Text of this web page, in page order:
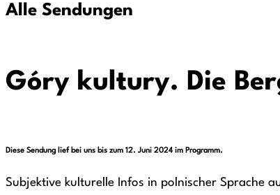
Alle Sendungen
Góry kultury. Die
Diese Sendung lief bei uns bis zum 12. Juni 2024 im Programm.
Subjektive kulturelle Infos in polnischer Sprache